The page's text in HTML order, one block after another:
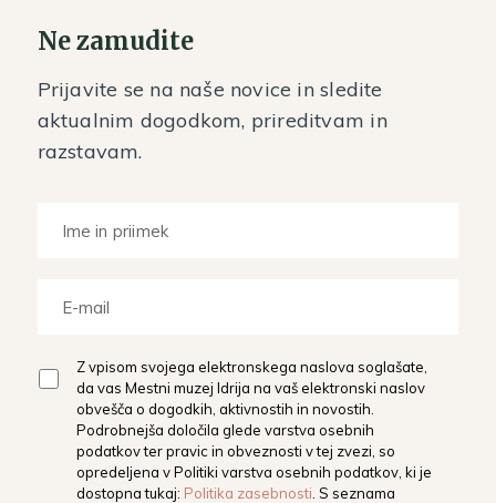
Ne zamudite
Prijavite se na naše novice in sledite
aktualnim dogodkom, prireditvam in
razstavam.
Z vpisom svojega elektronskega naslova soglašate,
da vas Mestni muzej Idrija na vaš elektronski naslov
obvešča o dogodkih, aktivnostih in novostih.
Podrobnejša določila glede varstva osebnih
podatkov ter pravic in obveznosti v tej zvezi, so
opredeljena v Politiki varstva osebnih podatkov, ki je
dostopna tukaj: Politika zasebnosti . S seznama